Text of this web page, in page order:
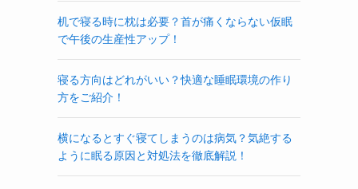
机で寝る時に枕は必要？首が痛くならない仮眠
で午後の生産性アップ！
寝る方向はどれがいい？快適な睡眠環境の作り
方をご紹介！
横になるとすぐ寝てしまうのは病気？気絶する
ように眠る原因と対処法を徹底解説！